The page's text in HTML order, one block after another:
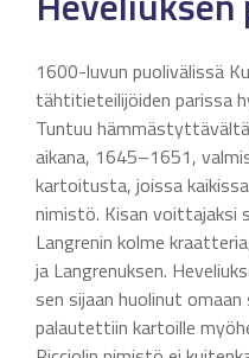
1600-luvun puolivälissä
tähtitieteilijöiden parissa
Tuntuu
aikana, 1645–1651,
kartoitusta, joissa
nimistö. Kisan voittajaksi
Langrenin kolme
ja Langrenuksen.
sen sijaan huolinut
palautettiin kartoille